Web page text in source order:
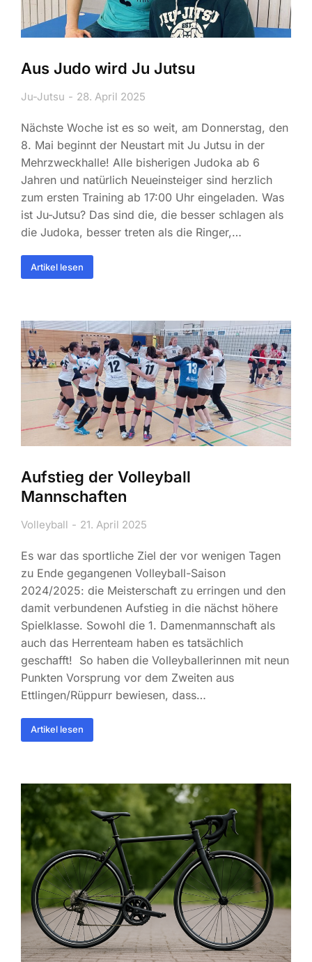
Aus Judo wird Ju Jutsu
Ju-Jutsu 28. April 2025
Nächste Woche ist es so weit, am Donnerstag, den
8. Mai beginnt der Neustart mit Ju Jutsu in der
Mehrzweckhalle! Alle bisherigen Judoka ab 6
Jahren und natürlich Neueinsteiger sind herzlich
zum ersten Training ab 17:00 Uhr eingeladen. Was
ist Ju-Jutsu? Das sind die, die besser schlagen als
die Judoka, besser treten als die Ringer,…
Artikel lesen
Aufstieg der Volleyball
Mannschaften
Volleyball 21. April 2025
Es war das sportliche Ziel der vor wenigen Tagen
zu Ende gegangenen Volleyball-Saison
2024/2025: die Meisterschaft zu erringen und den
damit verbundenen Aufstieg in die nächst höhere
Spielklasse. Sowohl die 1. Damenmannschaft als
auch das Herrenteam haben es tatsächlich
geschafft! So haben die Volleyballerinnen mit neun
Punkten Vorsprung vor dem Zweiten aus
Ettlingen/Rüppurr bewiesen, dass…
Artikel lesen